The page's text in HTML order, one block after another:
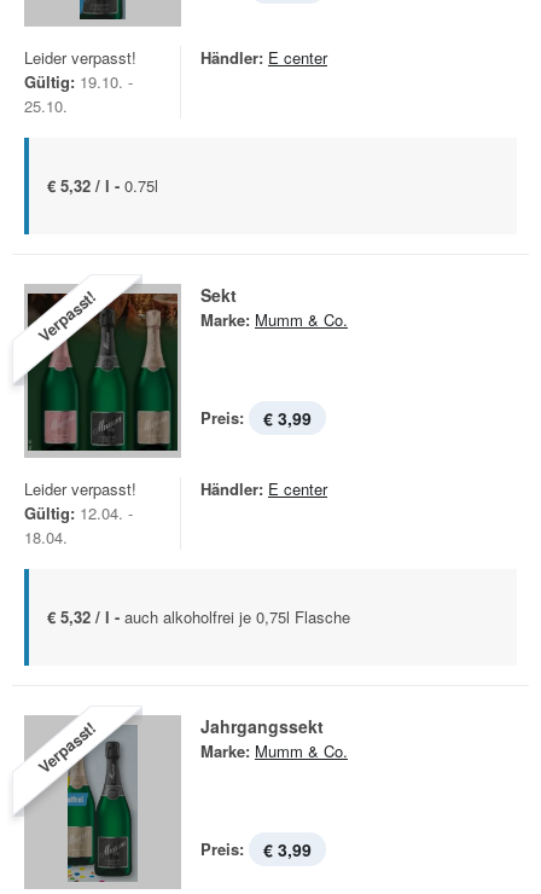
Leider verpasst!
Gültig: 19.10. -
25.10.
Händler: E center
€ 5,32 / l - 0.75l
Verpasst! Sekt
Marke: Mumm & Co.
Preis: € 3,99
Leider verpasst!
Gültig: 12.04. -
18.04.
Händler: E center
€ 5,32 / l - auch alkoholfrei je 0,75l Flasche
Verpasst! Jahrgangssekt
Marke: Mumm & Co.
Preis: € 3,99